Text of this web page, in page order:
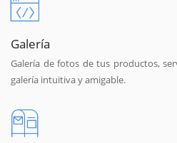
Galería
Galería de fotos de tus productos,
galería intuitiva y amigable.